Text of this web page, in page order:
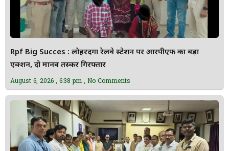
Rpf Big Succes : लोहरदगा रेलवे स्टेशन पर आरपीएफ का बड़ा
एक्शन, दो मानव तस्कर गिरफ्तार
August 6, 2026 6:38 pm No Comments